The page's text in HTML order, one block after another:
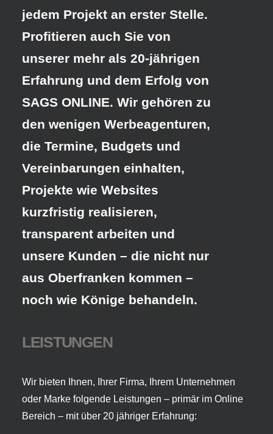
jedem Projekt an erster Stelle.
Profitieren auch Sie von
unserer mehr als 20-jährigen
Erfahrung und dem Erfolg von
SAGS ONLINE. Wir gehören zu
den wenigen Werbeagenturen,
die Termine, Budgets und
Vereinbarungen einhalten,
Projekte wie Websites
kurzfristig realisieren,
transparent arbeiten und
unsere Kunden – die nicht nur
aus Oberfranken kommen –
noch wie Könige behandeln.
LEISTUNGEN
Wir bieten Ihnen, Ihrer Firma, Ihrem Unternehmen
oder Marke folgende Leistungen – primär im Online
Bereich – mit über 20 jähriger Erfahrung: